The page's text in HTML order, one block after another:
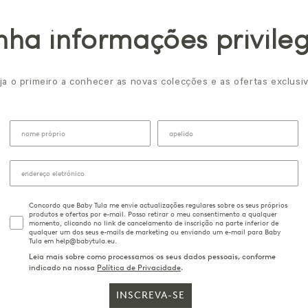
informações
o primeiro a conhecer as novas colecções e as ofertas
Concordo que Baby Tula me envie actualizações regulares sobre os seus próprios
produtos e ofertas por e-mail. Posso retirar o meu consentimento a qualquer
momento, clicando no link de cancelamento de inscrição na parte inferior de
qualquer um dos seus e-mails de marketing ou enviando um e-mail para Baby
Tula em help@babytula.eu.
Leia mais sobre como processamos os seus dados pessoais, conforme
indicado na nossa Política de Privacidade.
INSCREVA-SE